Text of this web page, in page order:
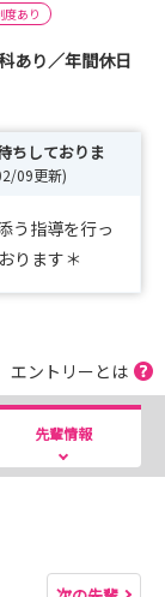
度あり
あり／年間休日
ちしておりま
09更新)
う指導を行っ
ります＊
エントリーとは
先輩情報